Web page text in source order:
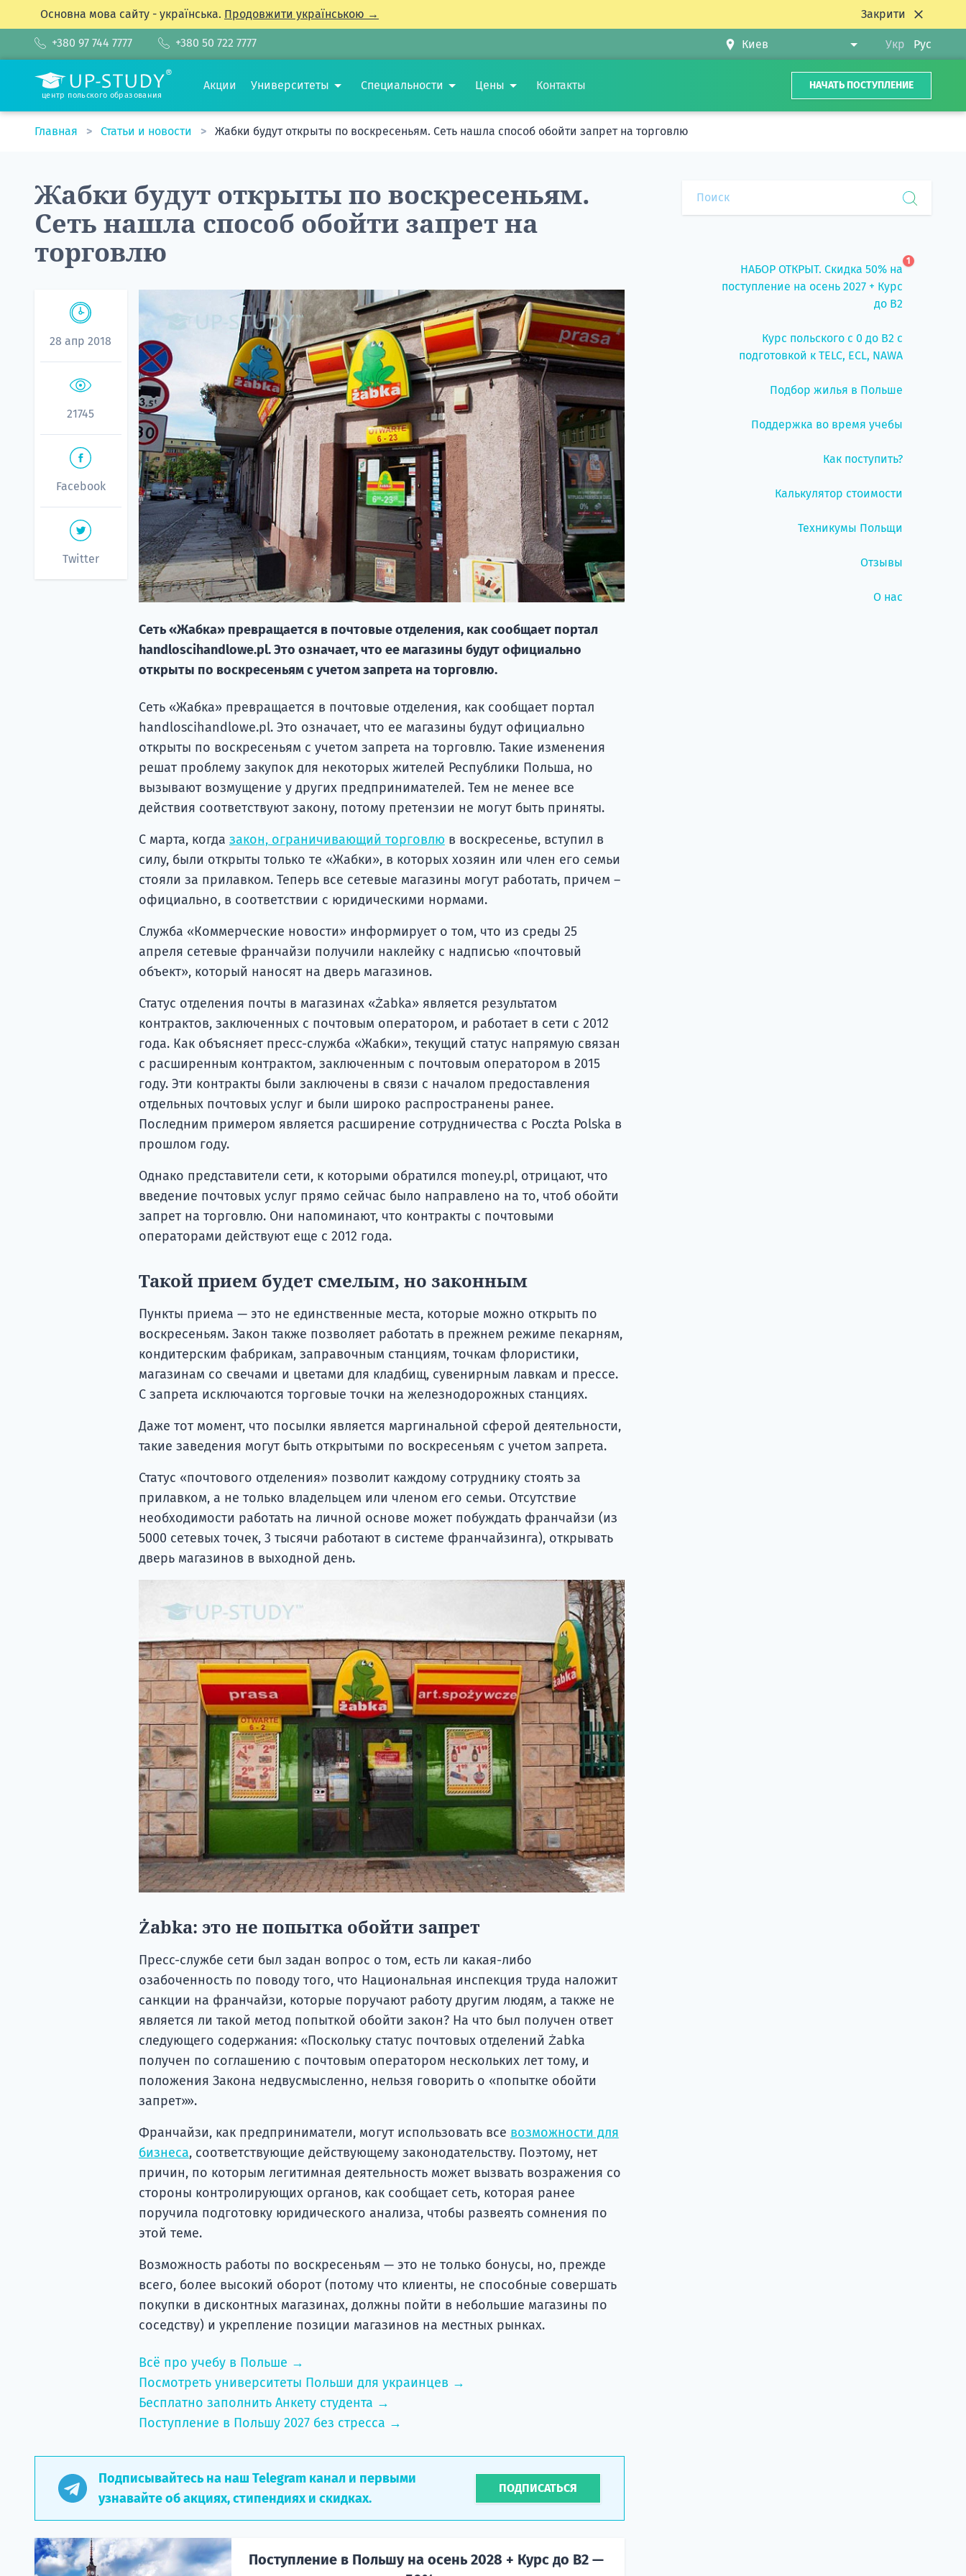
Основна мова сайту - українська. Продовжити українською → Закрити
+380 97 744 7777 +380 50 722 7777 Укр Рус
центр польского образования
Акции Университеты Специальности Цены Контакты НАЧАТЬ ПОСТУПЛЕНИЕ
Главная Статьи и новости Жабки будут открыты по воскресеньям. Сеть нашла способ обойти запрет на торговлю
Жабки будут открыты по воскресеньям.
Сеть нашла способ обойти запрет на
торговлю
28 апр 2018
21745
Facebook
Twitter
Сеть «Жабка» превращается в почтовые отделения, как сообщает портал
handloscihandlowe.pl. Это означает, что ее магазины будут официально
открыты по воскресеньям с учетом запрета на торговлю.
Сеть «Жабка» превращается в почтовые отделения, как сообщает портал
handloscihandlowe.pl. Это означает, что ее магазины будут официально
открыты по воскресеньям с учетом запрета на торговлю. Такие изменения
решат проблему закупок для некоторых жителей Республики Польша, но
вызывают возмущение у других предпринимателей. Тем не менее все
действия соответствуют закону, потому претензии не могут быть приняты.
С марта, когда закон, ограничивающий торговлю в воскресенье, вступил в
силу, были открыты только те «Жабки», в которых хозяин или член его семьи
стояли за прилавком. Теперь все сетевые магазины могут работать, причем –
официально, в соответствии с юридическими нормами.
Служба «Коммерческие новости» информирует о том, что из среды 25
апреля сетевые франчайзи получили наклейку с надписью «почтовый
объект», который наносят на дверь магазинов.
Статус отделения почты в магазинах «Żabka» является результатом
контрактов, заключенных с почтовым оператором, и работает в сети с 2012
года. Как объясняет пресс-служба «Жабки», текущий статус напрямую связан
с расширенным контрактом, заключенным с почтовым оператором в 2015
году. Эти контракты были заключены в связи с началом предоставления
отдельных почтовых услуг и были широко распространены ранее.
Последним примером является расширение сотрудничества с Poczta Polska в
прошлом году.
Однако представители сети, к которыми обратился money.pl, отрицают, что
введение почтовых услуг прямо сейчас было направлено на то, чтоб обойти
запрет на торговлю. Они напоминают, что контракты с почтовыми
операторами действуют еще с 2012 года.
Такой прием будет смелым, но законным
Пункты приема — это не единственные места, которые можно открыть по
воскресеньям. Закон также позволяет работать в прежнем режиме пекарням,
кондитерским фабрикам, заправочным станциям, точкам флористики,
магазинам со свечами и цветами для кладбищ, сувенирным лавкам и прессе.
С запрета исключаются торговые точки на железнодорожных станциях.
Даже тот момент, что посылки является маргинальной сферой деятельности,
такие заведения могут быть открытыми по воскресеньям с учетом запрета.
Статус «почтового отделения» позволит каждому сотруднику стоять за
прилавком, а не только владельцем или членом его семьи. Отсутствие
необходимости работать на личной основе может побуждать франчайзи (из
5000 сетевых точек, 3 тысячи работают в системе франчайзинга), открывать
дверь магазинов в выходной день.
Żabka: это не попытка обойти запрет
Пресс-службе сети был задан вопрос о том, есть ли какая-либо
озабоченность по поводу того, что Национальная инспекция труда наложит
санкции на франчайзи, которые поручают работу другим людям, а также не
является ли такой метод попыткой обойти закон? На что был получен ответ
следующего содержания: «Поскольку статус почтовых отделений Żabka
получен по соглашению с почтовым оператором нескольких лет тому, и
положения Закона недвусмысленно, нельзя говорить о «попытке обойти
запрет»».
Франчайзи, как предприниматели, могут использовать все возможности для
бизнеса, соответствующие действующему законодательству. Поэтому, нет
причин, по которым легитимная деятельность может вызвать возражения со
стороны контролирующих органов, как сообщает сеть, которая ранее
поручила подготовку юридического анализа, чтобы развеять сомнения по
этой теме.
Возможность работы по воскресеньям — это не только бонусы, но, прежде
всего, более высокий оборот (потому что клиенты, не способные совершать
покупки в дисконтных магазинах, должны пойти в небольшие магазины по
соседству) и укрепление позиции магазинов на местных рынках.
Всё про учебу в Польше →
Посмотреть университеты Польши для украинцев →
Бесплатно заполнить Анкету студента →
Поступление в Польшу 2027 без стресса →
Подписывайтесь на наш Telegram канал и первыми
узнавайте об акциях, стипендиях и скидках.
ПОДПИСАТЬСЯ
Поступление в Польшу на осень 2028 + Курс до B2 —
НАБОР ОТКРЫТ. Скидка 50% на
поступление на осень 2027 + Курс
до B2
1
Курс польского с 0 до B2 с
подготовкой к TELC, ECL, NAWA
Подбор жилья в Польше
Поддержка во время учебы
Как поступить?
Калькулятор стоимости
Техникумы Польщи
Отзывы
О нас